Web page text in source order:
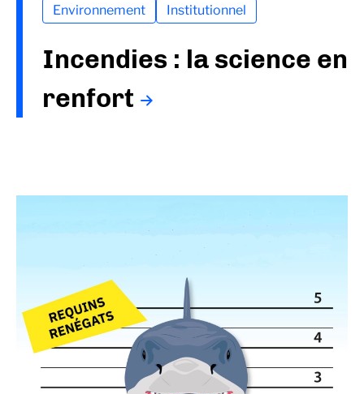
Environnement Institutionnel
Incendies : la science en
renfort